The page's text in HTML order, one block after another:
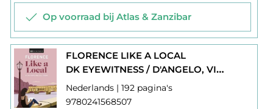
Op voorraad bij Atlas & Zanzibar
FLORENCE LIKE A LOCAL
DK EYEWITNESS / D'ANGELO, VINCENZO / GRAY, MARY / HUNT, PHOEBE
Nederlands | 192 pagina's
9780241568507